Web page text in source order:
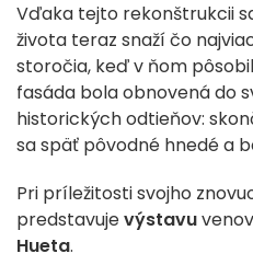
Vďaka tejto rekonštrukcii
života teraz snaží čo
storočia, keď v ňom pôsobil
fasáda bola obnovená do
historických odtieňov:
sa späť pôvodné hnedé a
Pri príležitosti svojho
predstavujevýstavu
Hueta.